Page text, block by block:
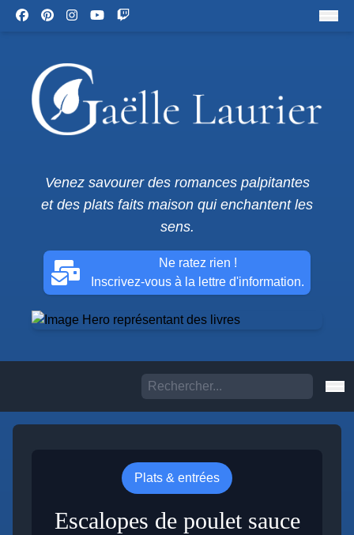
Venez savourer des romances palpitantes
et des plats faits maison qui enchantent les
sens.
Ne ratez rien !
Inscrivez-vous à la lettre d'information.
Plats & entrées
Escalopes de poulet sauce